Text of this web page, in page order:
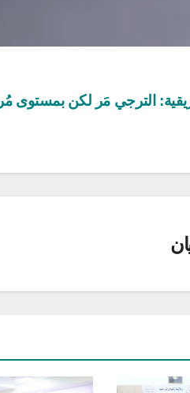
الترجي مَر لكن بمستوى مُر